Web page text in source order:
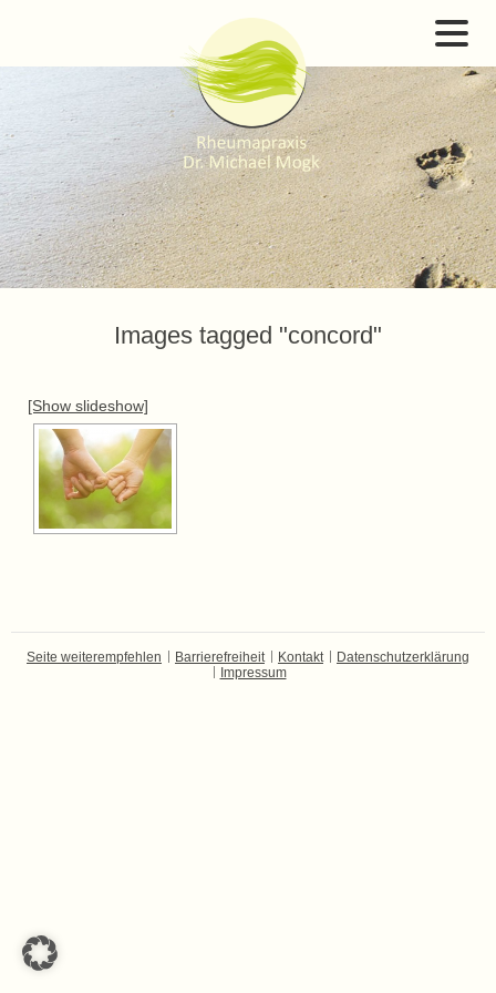
Images tagged "concord"
[Show slideshow]
Seite weiterempfehlen Barrierefreiheit Kontakt
Datenschutzerklärung
Impressum